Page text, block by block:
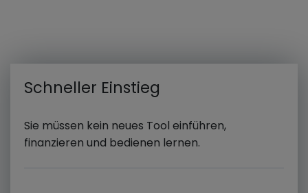
Schneller Einstieg
Sie müssen kein neues Tool einführen,
finanzieren und bedienen lernen.